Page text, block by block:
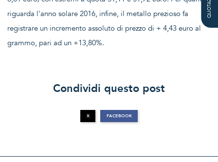
riguarda l'anno solare 2016, infine, il metallo prezioso fa
registrare un incremento assoluto di prezzo di + 4,43 euro al
grammo, pari ad un +13,80%.
Condividi questo post
X FACEBOOK